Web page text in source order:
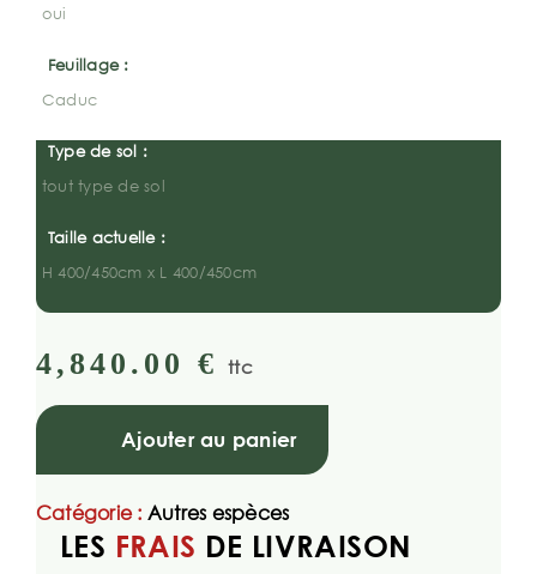
oui
Feuillage :
Caduc
Type de sol :
tout type de sol
Taille actuelle :
H 400/450cm x L 400/450cm
4,840.00 € ttc
Ajouter au panier
Catégorie : Autres espèces
LES FRAIS DE LIVRAISON